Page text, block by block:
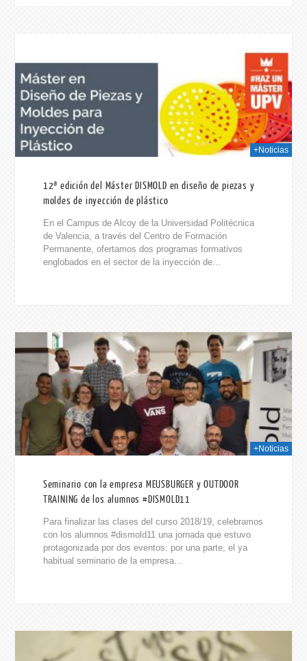
+Noticias
12ª edición del Máster DISMOLD en diseño de piezas y
moldes de inyección de plástico
En el Campus de Alcoy de la Universidad Politécnica
de Valencia, a través del Centro de Formación
Permanente, ofertamos dos programas formativos
englobados en el sector de la inyección de...
+Noticias
Seminario con la empresa MEUSBURGER y OUTDOOR
TRAINING de los alumnos #DISMOLD11
Para finalizar las clases del curso 2018/19, celebramos
con los alumnos #dismold11 una jornada que estuvo
protagonizada por dos eventos: por una parte, el ya
habitual seminario de la empresa...